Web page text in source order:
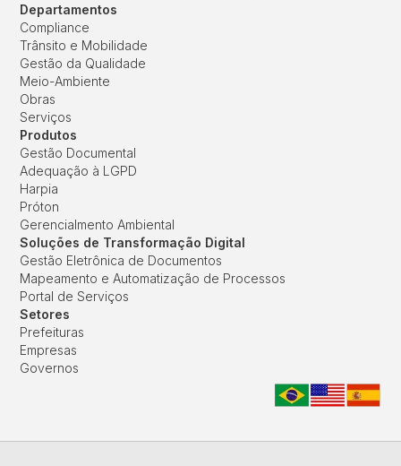
Departamentos
Compliance
Trânsito e Mobilidade
Gestão da Qualidade
Meio-Ambiente
Obras
Serviços
Produtos
Gestão Documental
Adequação à LGPD
Harpia
Próton
Gerencialmento Ambiental
Soluções de Transformação Digital
Gestão Eletrônica de Documentos
Mapeamento e Automatização de Processos
Portal de Serviços
Setores
Prefeituras
Empresas
Governos